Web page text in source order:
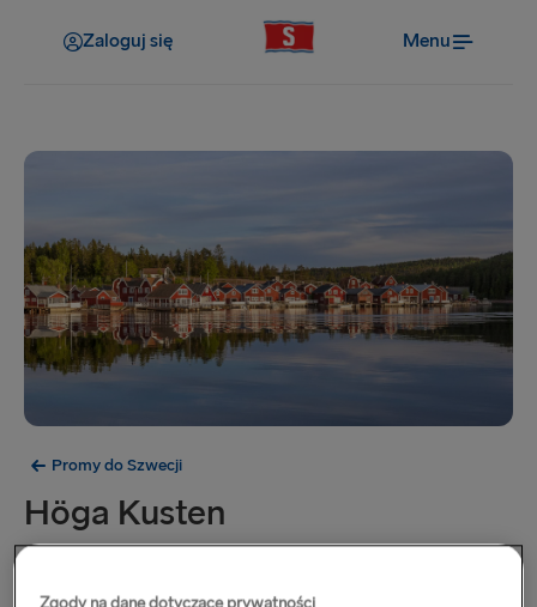
Zaloguj się Menu
Promy do Szwecji
Höga Kusten